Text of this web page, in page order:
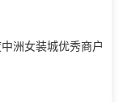
洲女装城优秀商户